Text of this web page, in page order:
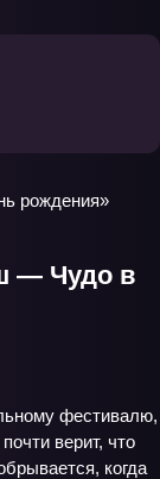
— Чудо в
фестивалю,
верит, что
когда